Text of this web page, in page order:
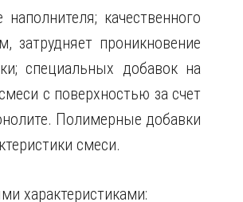
качественного
затрудняет проникновение
специальных добавок на
с поверхностью за счет
Полимерные добавки
смеси.
характеристиками: